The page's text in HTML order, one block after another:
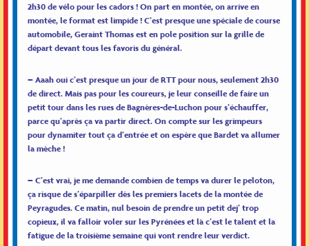
2h30 de vélo pour les cadors ! On part en montée, on arrive en
montée, le format est limpide ! C’est presque une spéciale de course
automobile, Geraint Thomas est en pole position sur la grille de
départ devant tous les favoris du général.
– Aaah oui c’est presque un jour de RTT pour nous, seulement 2h30
de direct. Mais pas pour les coureurs, je leur conseille de faire un
petit tour dans les rues de Bagnères-de-Luchon pour s’échauffer,
parce qu’après ça va partir direct. On compte sur les grimpeurs
pour dynamiter tout ça d’entrée et on espère que Bardet va allumer
la mèche !
– C’est vrai, je me demande combien de temps va durer le peloton,
ça risque de s’éparpiller dès les premiers lacets de la montée de
Peyragudes. Ce matin, nul besoin de prendre un petit dej’ trop
copieux, il va falloir voler sur les Pyrénées et là c’est le talent et la
fatigue de la troisième semaine qui vont rendre leur verdict.